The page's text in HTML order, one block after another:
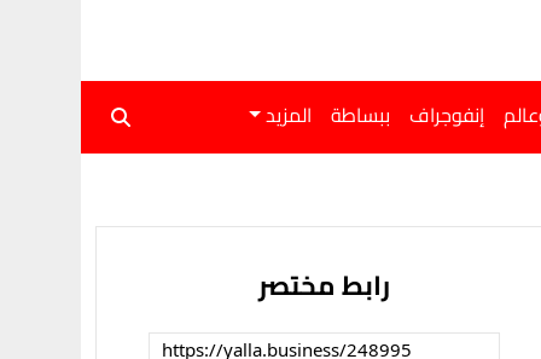
إنفوجراف ببساطة المزيد
رابط مختصر